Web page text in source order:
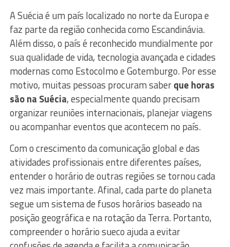
A Suécia é um país localizado no norte da Europa e
faz parte da região conhecida como Escandinávia.
Além disso, o país é reconhecido mundialmente por
sua qualidade de vida, tecnologia avançada e cidades
modernas como Estocolmo e Gotemburgo. Por esse
motivo, muitas pessoas procuram saberque horas
são na Suécia, especialmente quando precisam
organizar reuniões internacionais, planejar viagens
ou acompanhar eventos que acontecem no país.
Com o crescimento da comunicação global e das
atividades profissionais entre diferentes países,
entender o horário de outras regiões se tornou cada
vez mais importante. Afinal, cada parte do planeta
segue um sistema de fusos horários baseado na
posição geográfica e na rotação da Terra. Portanto,
compreender o horário sueco ajuda a evitar